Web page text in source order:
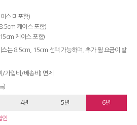
스 미포함)
케이스 포함)
케이스 포함)
스는 8.5cm, 15cm 선택 가능하며, 추가 월 요금이 발
/가입비/배송비) 면제
)
4년 5년 6년
인